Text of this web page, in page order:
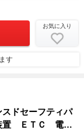
お気に入り
す
ドセーフティパ
置 ＥＴＣ 電動